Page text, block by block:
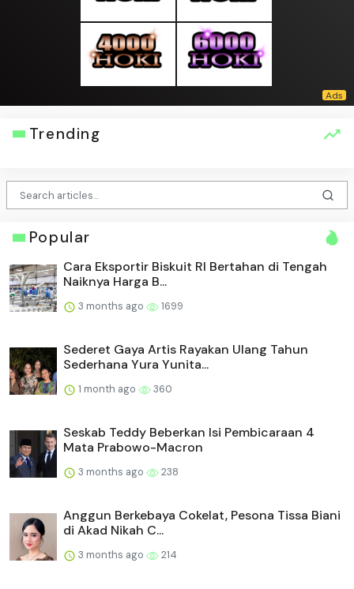
Trending
Popular
Cara Eksportir Biskuit RI Bertahan di Tengah
Naiknya Harga B...
3 months ago 1699
Sederet Gaya Artis Rayakan Ulang Tahun
Sederhana Yura Yunita...
1 month ago 360
Seskab Teddy Beberkan Isi Pembicaraan 4
Mata Prabowo-Macron
3 months ago 238
Anggun Berkebaya Cokelat, Pesona Tissa Biani
di Akad Nikah C...
3 months ago 214